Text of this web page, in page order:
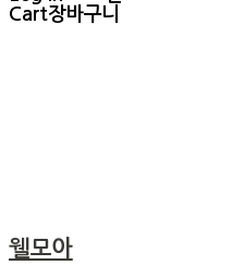
Cart장바구니
웰모아